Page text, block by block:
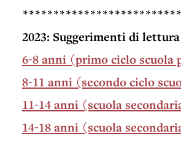
**************************
2023: Suggerimenti di
6-8 anni (primo ciclo scuola
8-11 anni (secondo ciclo
11-14 anni (scuola
14-18 anni (scuola